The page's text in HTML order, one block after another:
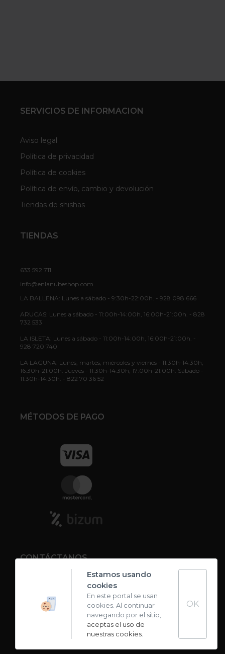
SERVICIOS DE INFORMACION
Aviso legal
Política de privacidad
Política de cookies
Política de envío, cambio y devolución
Tiendas de shishas
TIENDAS
633 592 711
info@enlanubeshop.com
LA BALLENA: Lunes a sábado - 9:30h-22:00h. - 928 098 666
ARUCAS: Lunes a sábado - 11:00h-14:00h, 16:00h-21:00h. - 828
732 533
LA ISLETA: Lunes a sábado - 11:00h-14:00h, 16:00h-21:00h. -
928 720 740
LA LAGUNA: Lunes, martes, miércoles y viernes - 11:30h-14:30h,
16:30h-21:00h. Jueves - 11:30h-14:30h, 17:00h-21:00h. Sábado -
11:30h-14:30h. - 822 70 36 52
MÉTODOS DE PAGO
CONTÁCTANOS
Carta de sabores
Estamos usando
cookies
En este portal se usan
cookies. Al continuar
navegando por el sitio,
aceptas el uso de
nuestras cookies.
OK